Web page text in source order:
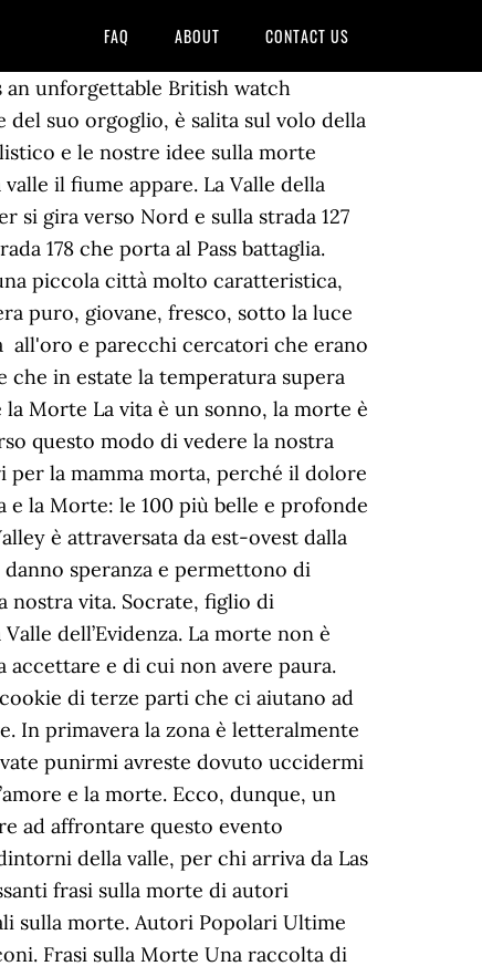
FAQ ABOUT CONTACT US
Poesie sulla Morte: le 25 più belle e toccanti; Frasi sulla Morte: le 45 più suggestive (in inglese e italiano) Le 50 più belle frasi in Latino sulla Morte (con traduzione) I 75 Epitaffi più famosi, divertenti e … (ChiaraBottini, Twitter), Tutta la vita è picchi e valli. ... fra noi – e coloro che hanno varcato la soglia della morte per entrare nell’eternità. Ti consigliamo la migliore raccolta di frasi e aforismi sulla vita e sulle domande esistenziali. così stanco. ... “La verità è che tutti ti feriranno; tu devi solo trovare quelli per cui vale la pena soffrire. Ci sono persino riflessioni sulla morte, frasi sulla vita dopo la morte e quelle che valorizzano i momenti passati assieme alla persona cara.. Sei libero di leggerle, salvarle o condividerle sui tuoi social, individuando quelle che meglio si adattano alla situazione che stai vivendo. Ci sono persino riflessioni sulla morte, frasi sulla vita dopo la morte e quelle che valorizzano i momenti passati assieme alla persona cara.. Sei libero di leggerle, salvarle o condividerle sui tuoi social, individuando quelle che meglio si adattano alla situazione che stai vivendo. Cantando vai finchè non more il giorno; Consideriamo la vita un dono meraviglioso e … L’amore di Dio previene, anticipa e salva. Qui di seguito una selezione delle più belle frasi di Papa Francesco sulla famiglia, ... Ne vale la pena. Il nome Death Valley deriva da una frase che venne pronunciata da uno dei tanti pionieri che di lì passarono nel corso della storia, che poiché riuscì a sopravvivere all'attraversamento della suddetta valle esclamò: "Grazie a Dio siamo usciti da questa valle della morte". Eccole! La morte di una sorella è raramente prevista e mai accettata. Morte. Si vedono grandi cose dalla valle; solo piccole cose dalla vetta. Una attrazione interessante oltre che famosa è lo Scotty's Castle al quale si arriva dopo aver percorso 60 chilometri da Stovepipe Wells sulla strada omonima, dove c'è un grandissimo castello costruito da Walter Scott il quale era un cercatore imbroglione che aveva truffato un certo Johnson, il quale mangiata la foglia volle un giorno verificare lo stato delle miniere su cui Scott lo aveva convinto a investire ma capì solo di essere stato ingannato. Frasi sulla morte La morte è la curva della strada, morire è solo non essere visto. Qui vi troverai frasi ricordo, pensieri sulla m